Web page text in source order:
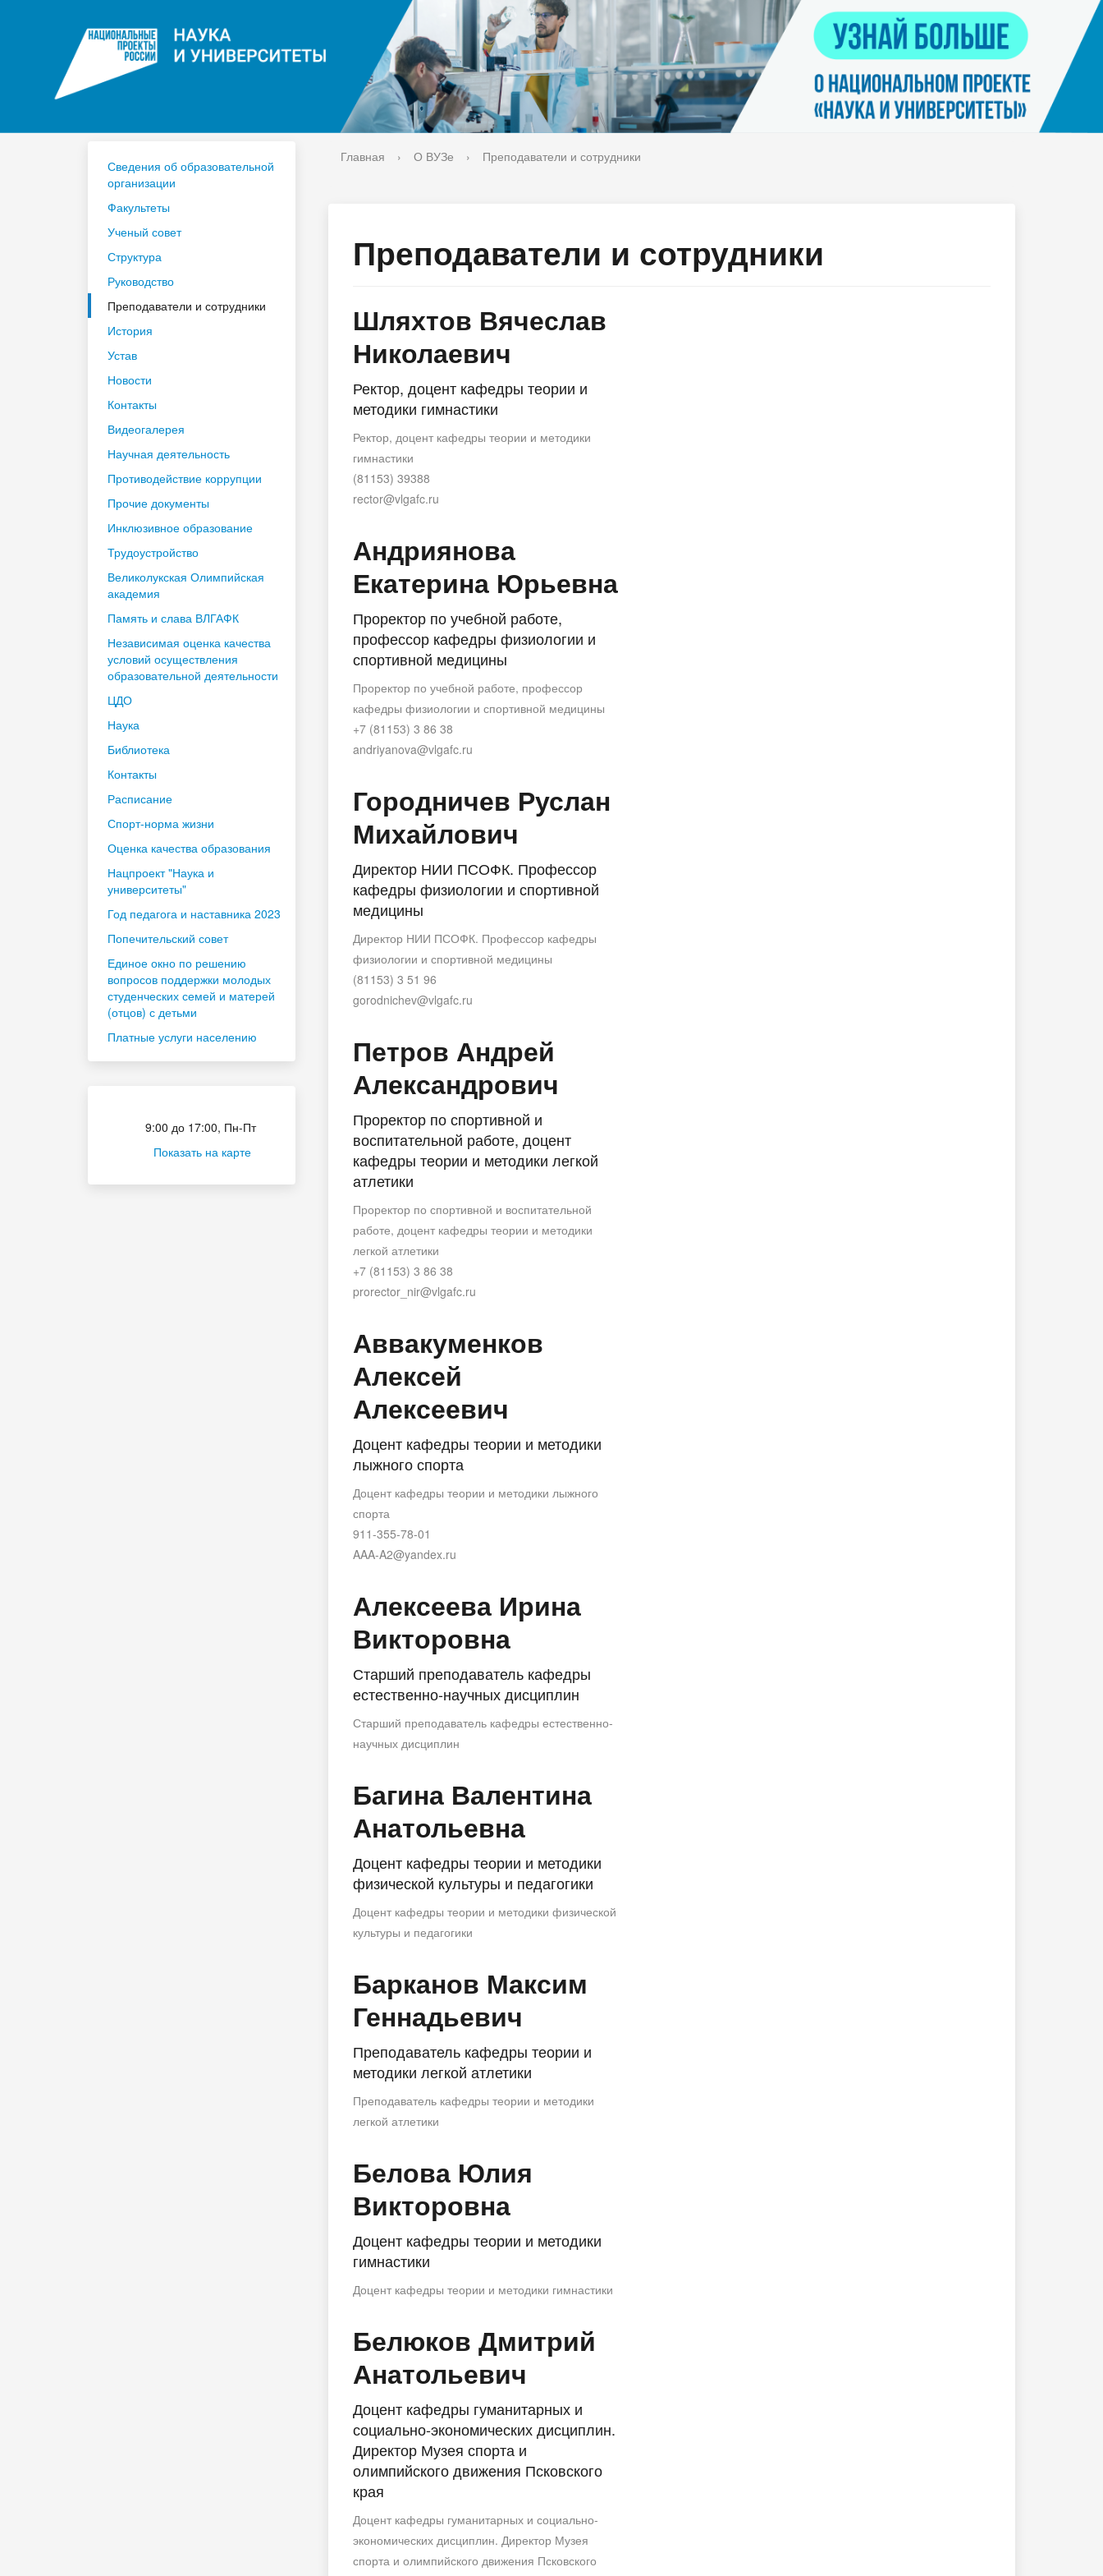
Библиотека
Контакты
Расписание
Спорт-норма жизни Оценка качества образования
Нацпроект "Наука и университеты"
Год педагога и наставника 2023
Попечительский совет
Единое окно по решению вопросов
поддержки молодых студенческих
семей и матерей (отцов) с детьми
Сведения об образовательной
организации
Факультеты
Ученый совет
Структура
Руководство
Преподаватели и сотрудники
История
Устав
Новости
Контакты
Видеогалерея
Научная деятельность
Противодействие коррупции
Прочие документы
Инклюзивное образование
Трудоустройство
Великолукская Олимпийская
академия
Память и слава ВЛГАФК
Независимая оценка качества
условий осуществления
образовательной деятельности
ЦДО
Наука
Библиотека
Контакты
Расписание
Спорт-норма жизни
Оценка качества образования
Нацпроект "Наука и
университеты"
Год педагога и наставника 2023
Попечительский совет
Единое окно по решению
вопросов поддержки молодых
студенческих семей и матерей
(отцов) с детьми
Платные услуги населению
9:00 до 17:00, Пн-Пт
Показать на карте
Главная › О ВУЗе › Преподаватели и сотрудники
Преподаватели и сотрудники
Шляхтов Вячеслав
Николаевич
Ректор, доцент кафедры теории и
методики гимнастики
Ректор, доцент кафедры теории и методики
гимнастики
(81153) 39388
rector@vlgafc.ru
Андриянова
Екатерина Юрьевна
Проректор по учебной работе,
профессор кафедры физиологии и
спортивной медицины
Проректор по учебной работе, профессор
кафедры физиологии и спортивной медицины
+7 (81153) 3 86 38
andriyanova@vlgafc.ru
Городничев Руслан
Михайлович
Директор НИИ ПСОФК. Профессор
кафедры физиологии и спортивной
медицины
Директор НИИ ПСОФК. Профессор кафедры
физиологии и спортивной медицины
(81153) 3 51 96
gorodnichev@vlgafc.ru
Петров Андрей
Александрович
Проректор по спортивной и
воспитательной работе, доцент
кафедры теории и методики легкой
атлетики
Проректор по спортивной и воспитательной
работе, доцент кафедры теории и методики
легкой атлетики
+7 (81153) 3 86 38
prorector_nir@vlgafc.ru
Аввакуменков
Алексей
Алексеевич
Доцент кафедры теории и методики
лыжного спорта
Доцент кафедры теории и методики лыжного
спорта
911-355-78-01
AAA-A2@yandex.ru
Алексеева Ирина
Викторовна
Старший преподаватель кафедры
естественно-научных дисциплин
Старший преподаватель кафедры естественно-
научных дисциплин
Багина Валентина
Анатольевна
Доцент кафедры теории и методики
физической культуры и педагогики
Доцент кафедры теории и методики физической
культуры и педагогики
Барканов Максим
Геннадьевич
Преподаватель кафедры теории и
методики легкой атлетики
Преподаватель кафедры теории и методики
легкой атлетики
Белова Юлия
Викторовна
Доцент кафедры теории и методики
гимнастики
Доцент кафедры теории и методики гимнастики
Белюков Дмитрий
Анатольевич
Доцент кафедры гуманитарных и
социально-экономических дисциплин.
Директор Музея спорта и
олимпийского движения Псковского
края
Доцент кафедры гуманитарных и социально-
экономических дисциплин. Директор Музея
спорта и олимпийского движения Псковского